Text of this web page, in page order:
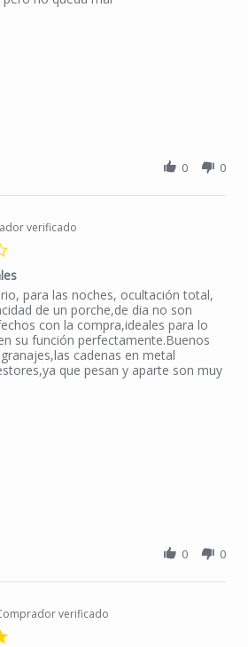
0 0
verificado
Jul 2022
los materiales
para las noches, ocultación total,
de un porche,de dia no son
con la compra,ideales para lo
su función perfectamente.Buenos
cadenas en metal
que pesan y aparte son muy
0 0
verificado